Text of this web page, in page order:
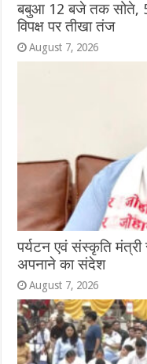
बबुआ 12 बजे तक सोते, 5
विपक्ष पर तीखा तंज
August 7, 2026
पर्यटन एवं संस्कृति
अपनाने का संदेश
August 7, 2026